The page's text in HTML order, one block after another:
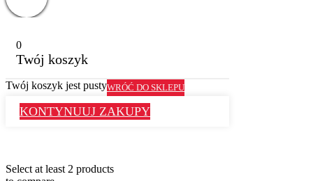
0
Twój koszyk
Twój koszyk jest pustyWRÓĆ DO SKLEPU
KONTYNUUJ ZAKUPY
Select at least 2 products